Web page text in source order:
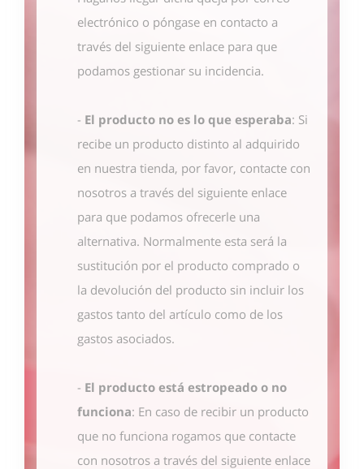
electrónico o póngase en contacto a
través del siguiente enlace para que
podamos gestionar su incidencia.
- El producto no es lo que esperaba: Si
recibe un producto distinto al adquirido
en nuestra tienda, por favor, contacte con
nosotros a través del siguiente enlace
para que podamos ofrecerle una
alternativa. Normalmente esta será la
sustitución por el producto comprado o
la devolución del producto sin incluir los
gastos tanto del artículo como de los
gastos asociados.
- El producto está estropeado o no
funciona: En caso de recibir un producto
que no funciona rogamos que contacte
con nosotros a través del siguiente enlace